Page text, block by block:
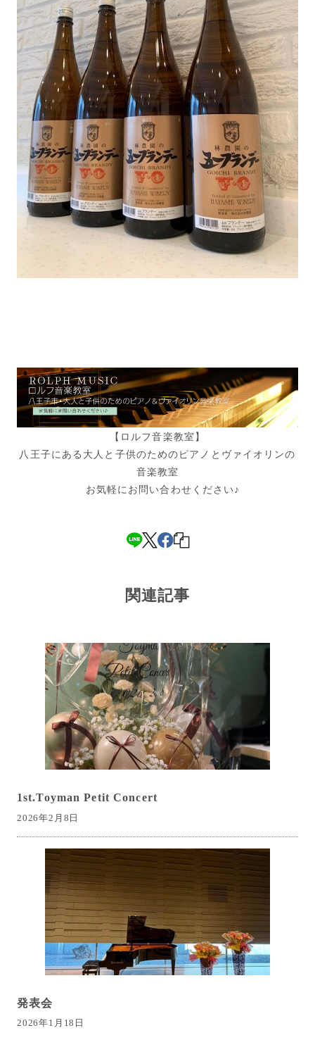
【ロルフ音楽教室】
八王子にある大人と子供のためのピアノとヴァイオリンの
音楽教室
お気軽にお問い合わせください♪
関連記事
1st.Toyman Petit Concert
2026年2月8日
発表会
2026年1月18日